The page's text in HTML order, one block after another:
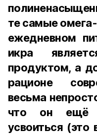
те самые
ежедневном
икра
продуктом, а
рационе
весьма
что он ещё
усвоиться